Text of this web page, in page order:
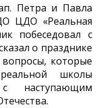
Петра и Павла
ЦДО «Реальная
побеседовал с
о празднике
вопросы, которые
школы
наступающим